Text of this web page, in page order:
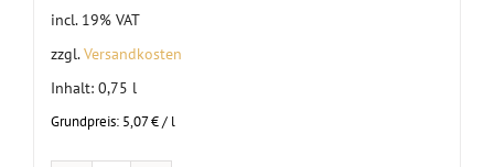
incl. 19% VAT
zzgl.Versandkosten
Inhalt: 0,75 l
Grundpreis: 5,07€/ l